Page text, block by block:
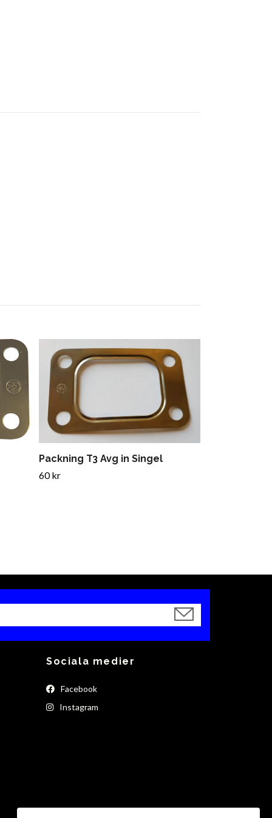
Packning T3 Avg in Singel
60 kr
Sociala medier
Facebook
Instagram